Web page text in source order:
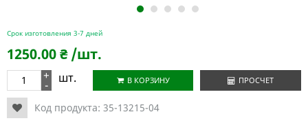
1 2 3 4 5
Срок изготовления 3-7 дней
1250.00₴ /шт.
+
- шт. В КОРЗИНУ ПРОСЧЕТ
Код продукта: 35-13215-04